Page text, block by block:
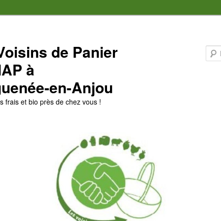
de Panier
à
en-Anjou
frais et bio près de chez vous !